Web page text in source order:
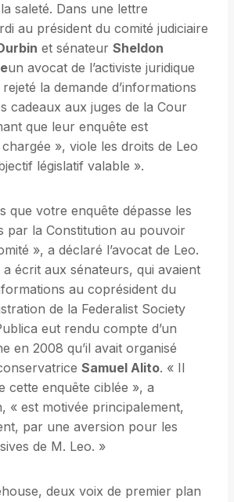
saleté. Dans une lettre
au président du comité judiciaire
et sénateur Sheldon
un avocat de l’activiste juridique
la demande d’informations
cadeaux aux juges de la Cour
que leur enquête est
», viole les droits de Leo
législatif valable ».
que votre enquête dépasse les
par la Constitution au pouvoir
», a déclaré l’avocat de Leo.
a écrit aux sénateurs, qui avaient
au coprésident du
de la Federalist Society
eut rendu compte d’un
en 2008 qu’il avait organisé
Samuel Alito. « Il
cette enquête ciblée », a
« est motivée principalement,
par une aversion pour les
de M. Leo. »
deux voix de premier plan